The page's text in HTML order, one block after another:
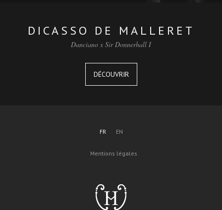
DICASSO DE MALLERET
Danciano x Sir Donnerhall I
DÉCOUVRIR
FR EN
Mentions légales